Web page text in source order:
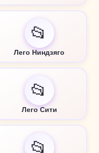
📂
Лего Ниндзяго
📂
Лего Сити
📂